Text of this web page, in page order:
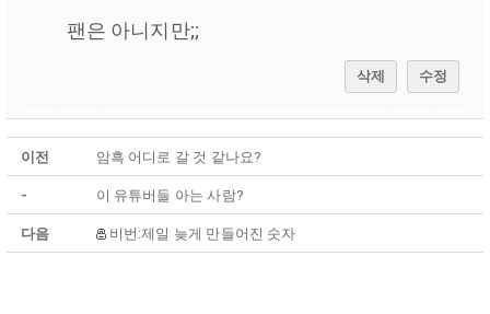
팬은 아니지만;;
삭제 수정
이전 암흑 어디로 갈 것 같나요?
- 이 유튜버들 아는 사람?
다음 비번:제일 늦게 만들어진 숫자